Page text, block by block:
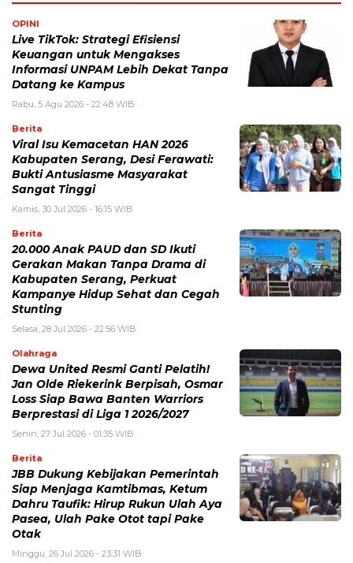
OPINI
Live TikTok: Strategi Efisiensi
Keuangan untuk Mengakses
Informasi UNPAM Lebih Dekat Tanpa
Datang ke Kampus
Rabu, 5 Agu 2026 - 22:48 WIB
Berita
Viral Isu Kemacetan HAN 2026
Kabupaten Serang, Desi Ferawati:
Bukti Antusiasme Masyarakat
Sangat Tinggi
Kamis, 30 Jul 2026 - 16:15 WIB
Berita
20.000 Anak PAUD dan SD Ikuti
Gerakan Makan Tanpa Drama di
Kabupaten Serang, Perkuat
Kampanye Hidup Sehat dan Cegah
Stunting
Selasa, 28 Jul 2026 - 22:56 WIB
Olahraga
Dewa United Resmi Ganti Pelatih!
Jan Olde Riekerink Berpisah, Osmar
Loss Siap Bawa Banten Warriors
Berprestasi di Liga 1 2026/2027
Senin, 27 Jul 2026 - 01:35 WIB
Berita
JBB Dukung Kebijakan Pemerintah
Siap Menjaga Kamtibmas, Ketum
Dahru Taufik: Hirup Rukun Ulah Aya
Pasea, Ulah Pake Otot tapi Pake
Otak
Minggu, 26 Jul 2026 - 23:31 WIB